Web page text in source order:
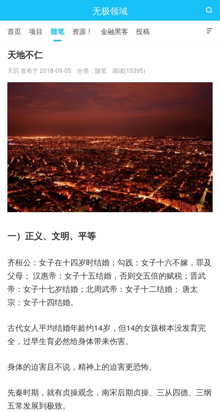
无极领域

首页 项目 随笔 资源！ 金融黑客 投稿

天地不仁
天玑 发布于 2018-09-05 分类： 随笔 阅读(15395)
一）正义、文明、平等
齐桓公：女子在十四岁时结婚；勾践：女子十六不嫁，罪及
父母； 汉惠帝：女子十五结婚，否则交五倍的赋税；晋武
帝：女子十七岁结婚；北周武帝：女子十二结婚； 唐太
宗：女子十四结婚。
古代女人平均结婚年龄约14岁，但14的女孩根本没发育完
全，过早生育必然给身体带来伤害。
身体的迫害且不说，精神上的迫害更恐怖。
先秦时期，就有贞操观念，南宋后期贞操、三从四德、三纲
五常发展到极致。